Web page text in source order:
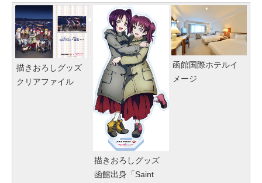
描きおろしグッズ
クリアファイル
描きおろしグッズ
函館出身「Saint
函館国際ホテルイ
メージ